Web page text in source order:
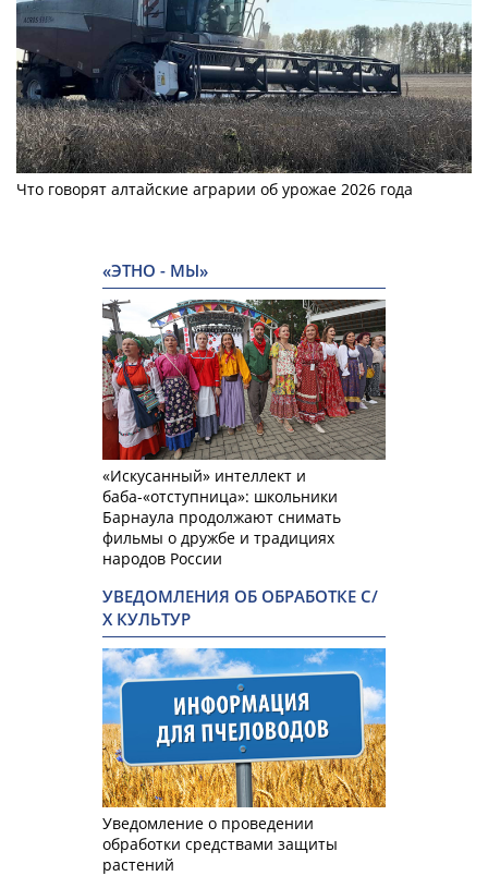
Что говорят алтайские аграрии об урожае 2026 года
«ЭТНО - МЫ»
«Искусанный» интеллект и
баба-«отступница»: школьники
Барнаула продолжают снимать
фильмы о дружбе и традициях
народов России
УВЕДОМЛЕНИЯ ОБ ОБРАБОТКЕ С/
Х КУЛЬТУР
Уведомление о проведении
обработки средствами защиты
растений